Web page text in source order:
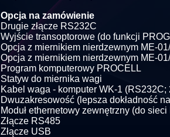
Opcja na zamówienie
Drugie złącze RS232C
Wyjście transoptorowe (do funkcji
Opcja z miernikiem nierdzewnym ME-
Opcja z miernikiem nierdzewnym ME-
Program komputerowy PROCELL
Statyw do miernika wagi
Kabel waga - komputer WK-1 (RS232C;
Dwuzakresowość (lepsza dokładność
Moduł ethernetowy zewnętrzny (do sieci
Złącze RS485
Złącze USB